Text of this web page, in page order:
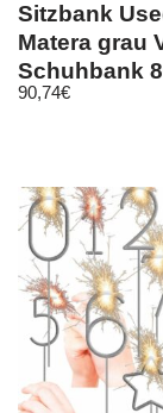
Sitzbank
Matera grau
Schuhbank
Flur Diele Indy
90,74€